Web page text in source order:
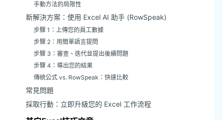
手動方法的局限性
新解決方案：使用 Excel AI 助手 (RowSpeak)
步驟 1：上傳您的員工數據
步驟 2：用簡單語言提問
步驟 3：審查、迭代並提出後續問題
步驟 4：導出您的結果
傳統公式 vs. RowSpeak：快速比較
常見問題
採取行動：立即升級您的 Excel 工作流程